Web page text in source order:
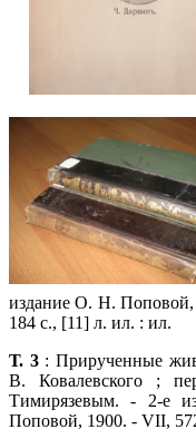
издание О. Н.
184 с., [11] л. ил. : ил.
Т. 3: Прирученные
В. Ковалевского ;
Тимирязевым. - 2-е
Поповой, 1900. - VII,